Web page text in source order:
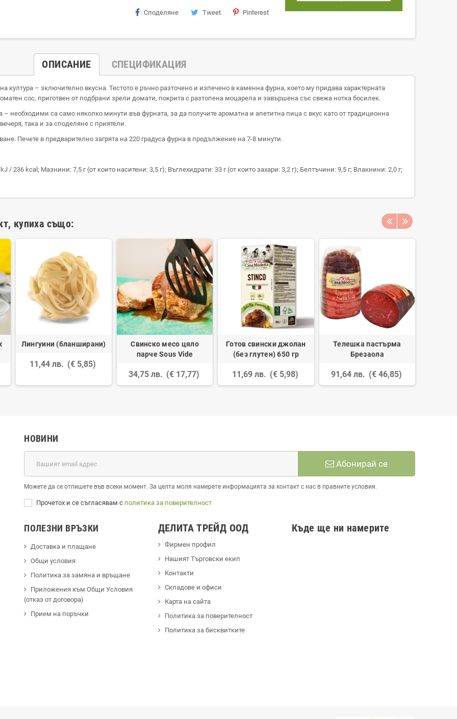
Споделяне Tweet Pinterest
ОПИСАНИЕ СПЕЦИФИКАЦИЯ
култура – зключително вкусна. Тестото е ръчно разточено и изпечено в каменна фурна, което му придава характерната
сос, приготвен от подбрани зрели домати, покрита с разтопена моцарела и завършена със свежа нотка босилек.
– необходими са само няколко минути във фурната, за да получите ароматна и апетитна пица с вкус като от традиционна
така и за споделяне с приятели.
Печете в предварително загрята на 220 градуса фурна в продължение на 7-8 минути.
/ 236 kcal; Мазнини: 7,5 г (от които наситени: 3,5 г); Въглехидрати: 33 г (от които захари: 3,2 г); Белтъчини: 9,5 г; Влакнини: 2,0 г;
купиха също:
Лингуини (бланширани)
11,44 лв. (€ 5,85)
Свинско месо цяло
парче Sous Vide
34,75 лв. (€ 17,77)
Готов свински джолан
(без глутен) 650 гр
11,69 лв. (€ 5,98)
Телешка пастърма
Брезаола
91,64 лв. (€ 46,85)
НОВИНИ
Абонирай се
Можете да се отпишете във всеки момент. За целта моля намерете информацията за контакт с нас в правните условия.
Прочетох и се съгласявам с политика за поверителност
ПОЛЕЗНИ ВРЪЗКИ
Доставка и плащане
Общи условия
Политика за замяна и връщане
Приложения към Общи Условия
(отказ от договора)
Прием на поръчки
ДЕЛИТА ТРЕЙД ООД
Фирмен профил
Hашият Търговски екип
Контакти
Cкладове и офиси
Карта на сайта
Политика за поверителност
Политика за бисквитките
Къде ще ни намерите